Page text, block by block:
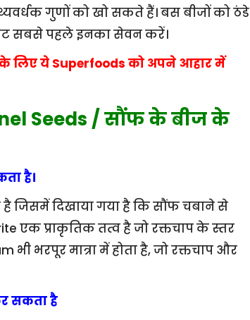
गुणों को खो सकते हैं। बस बीजों को ठंडे
पेट सबसे पहले इनका सेवन करें।
लिए ये Superfoods को अपने आहार में
Seeds / सौंफ के बीज के
है।
जिसमें दिखाया गया है कि सौंफ चबाने से
एक प्राकृतिक तत्व है जो रक्तचाप के स्तर
भरपूर मात्रा में होता है, जो रक्तचाप और
सकता है